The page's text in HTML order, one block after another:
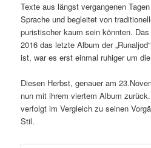
Texte aus längst vergangenen
Sprache und begleitet von
puristischer kaum sein könnten.
2016 das letzte Album der
ist, war es erst einmal ruhiger um
Diesen Herbst, genauer am
nun mit ihrem viertem Album
verfolgt im Vergleich zu seinen
Stil.